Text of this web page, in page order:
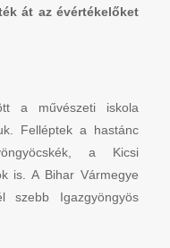
át az évértékelőket
a művészeti iskola
Felléptek a hastánc
a Kicsi
is. A Bihar Vármegye
szebb Igazgyöngyös